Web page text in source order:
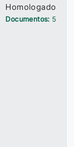
Homologado
Documentos: 5